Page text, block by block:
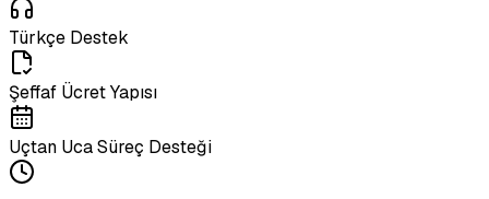
Türkçe Destek
Şeffaf Ücret Yapısı
Uçtan Uca Süreç Desteği